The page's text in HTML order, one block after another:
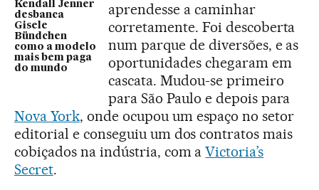
Kendall Jenner
desbanca
Gisele
Bündchen
como a modelo
mais bem paga
do mundo
aprendesse a caminhar
corretamente. Foi descoberta
num parque de diversões, e as
oportunidades chegaram em
cascata. Mudou-se primeiro
para São Paulo e depois para
Nova York, onde ocupou um espaço no setor
editorial e conseguiu um dos contratos mais
cobiçados na indústria, com aVictoria’s
Secret.